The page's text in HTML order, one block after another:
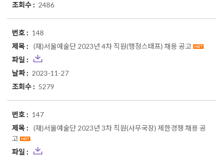
2486
148
(재)서울예술단 2023년 4차 직원(행정스태프) 채용 공고
2023-11-27
5279
147
(재)서울예술단 2023년 3차 직원(사무국장) 제한경쟁 채용 공
고